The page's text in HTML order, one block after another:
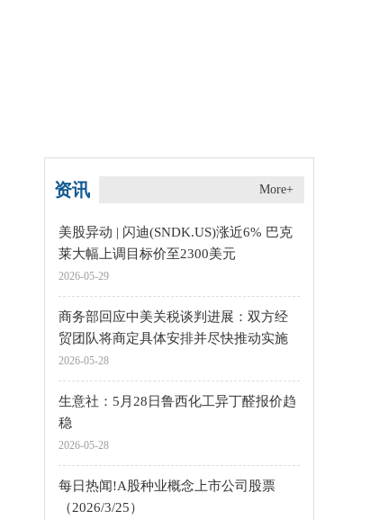
资讯 More+
美股异动 | 闪迪(SNDK.US)涨近6% 巴克
莱大幅上调目标价至2300美元
2026-05-29
商务部回应中美关税谈判进展：双方经
贸团队将商定具体安排并尽快推动实施
2026-05-28
生意社：5月28日鲁西化工异丁醛报价趋
稳
2026-05-28
每日热闻!A股种业概念上市公司股票
（2026/3/25）